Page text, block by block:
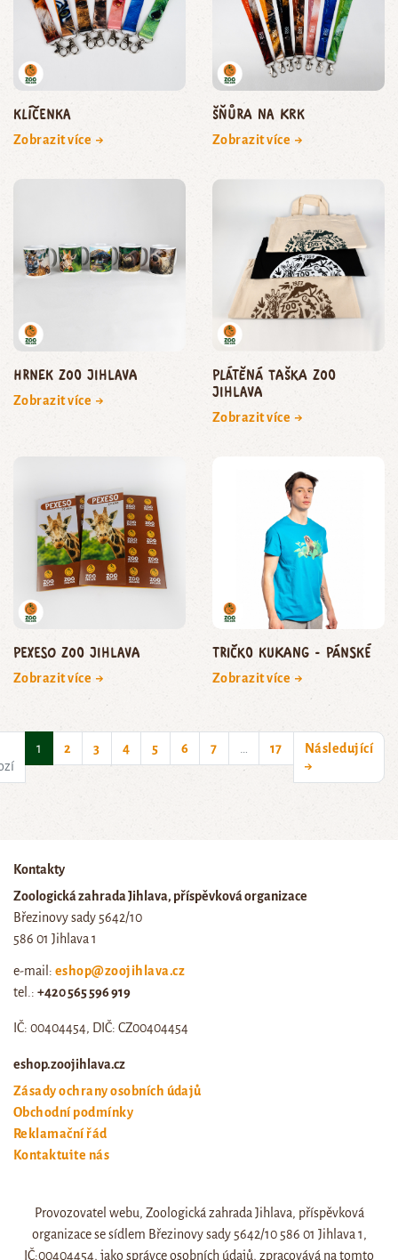
Klíčenka
Zobrazit více →
Šňůra na krk
Zobrazit více →
Hrnek Zoo Jihlava
Zobrazit více →
Plátěná taška Zoo
Jihlava
Zobrazit více →
Pexeso Zoo Jihlava
Zobrazit více →
Tričko Kukang - pánské
Zobrazit více →
1 (current)
2 3 4 5 6 7 17
Následující
→
Kontakty
Zoologická zahrada Jihlava, příspěvková organizace
Březinovy sady 5642/10
586 01 Jihlava 1
e-mail: eshop@zoojihlava.cz
tel.: +420 565 596 919
IČ: 00404454, DIČ: CZ00404454
eshop.zoojihlava.cz
Zásady ochrany osobních údajů
Obchodní podmínky
Reklamační řád
Kontaktujte nás
Web zoo jihlava
Otevírací doba a ceník
Provozovatel webu, Zoologická zahrada Jihlava, příspěvková
organizace se sídlem Březinovy sady 5642/10 586 01 Jihlava 1,
IČ:00404454, jako správce osobních údajů, zpracovává na tomto